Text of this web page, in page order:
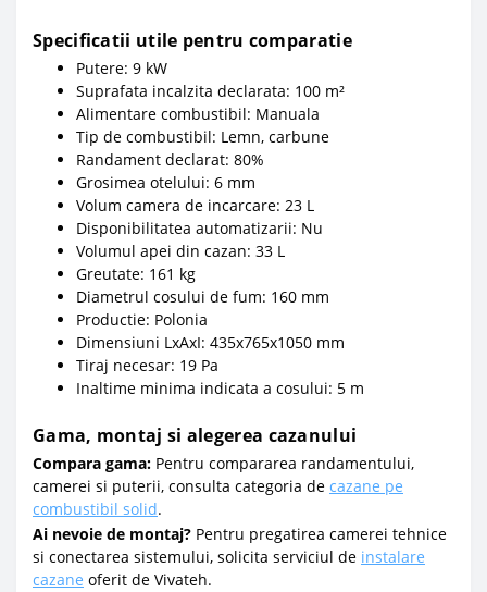
Specificatii utile pentru comparatie
Putere: 9 kW
Suprafata incalzita declarata: 100 m²
Alimentare combustibil: Manuala
Tip de combustibil: Lemn, carbune
Randament declarat: 80%
Grosimea otelului: 6 mm
Volum camera de incarcare: 23 L
Disponibilitatea automatizarii: Nu
Volumul apei din cazan: 33 L
Greutate: 161 kg
Diametrul cosului de fum: 160 mm
Productie: Polonia
Dimensiuni LxAxI: 435x765x1050 mm
Tiraj necesar: 19 Pa
Inaltime minima indicata a cosului: 5 m
Gama, montaj si alegerea cazanului
Compara gama: Pentru compararea randamentului,
camerei si puterii, consulta categoria de cazane pe
combustibil solid.
Ai nevoie de montaj? Pentru pregatirea camerei tehnice
si conectarea sistemului, solicita serviciul de instalare
cazane oferit de Vivateh.